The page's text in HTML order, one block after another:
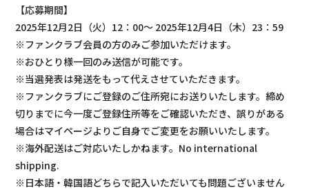
【応募期間】
2025年12月2日（火）12：00～ 2025年12月4日（木）23：59
※ファンクラブ会員の方のみご参加いただけます。
※おひとり様一回のみ送信が可能です。
※当選発表は発送をもって代えさせていただきます。
※ファンクラブにご登録のご住所宛にお送りいたします。締め
切りまでに今一度ご登録住所等をご確認いただき、誤りがある
場合はマイページよりご自身でご変更をお願いいたします。
※海外配送はご対応いたしかねます。No international
shipping.
※日本語・韓国語どちらで記入いただいても問題ございません